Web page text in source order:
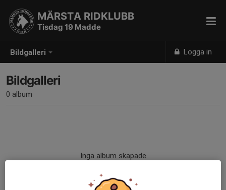
Bildgalleri Logga in
MÄRSTA RIDKLUBB
Tisdag 19 Madde
Bildgalleri
0 album
Inga album skapade